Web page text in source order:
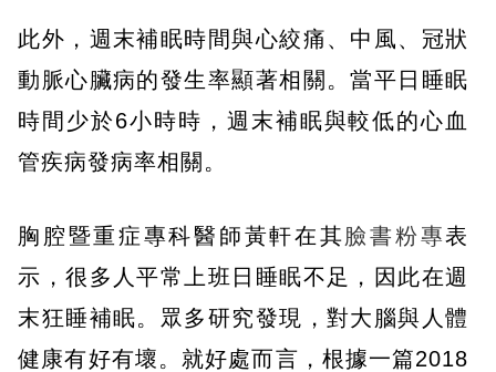
此外，週末補眠時間與心絞痛、中風、冠狀
動脈心臟病的發生率顯著相關。當平日睡眠
時間少於6小時時，週末補眠與較低的心血
管疾病發病率相關。
胸腔暨重症專科醫師黃軒在其臉書粉專表
示，很多人平常上班日睡眠不足，因此在週
末狂睡補眠。眾多研究發現，對大腦與人體
健康有好有壞。就好處而言，根據一篇2018